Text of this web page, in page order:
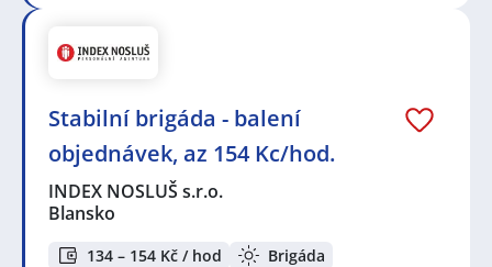
Stabilní brigáda - balení
objednávek, az 154 Kc/hod.
INDEX NOSLUŠ s.r.o.
Blansko
134 – 154 Kč / hod
Brigáda